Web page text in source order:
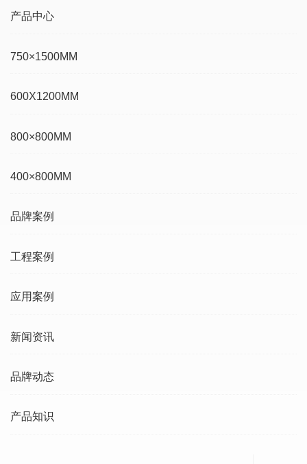
产品中心
750×1500MM
600X1200MM
800×800MM
400×800MM
品牌案例
工程案例
应用案例
新闻资讯
品牌动态
产品知识